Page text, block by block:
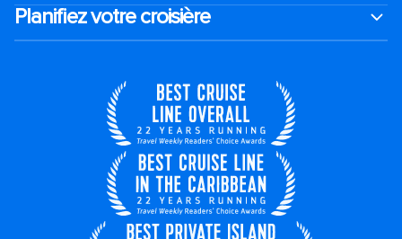
Planifiez votre croisière